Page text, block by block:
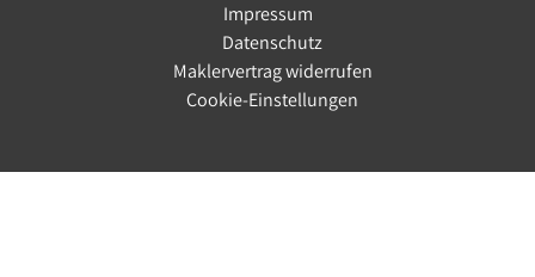
Impressum
Datenschutz
Maklervertrag widerrufen
Cookie-Einstellungen